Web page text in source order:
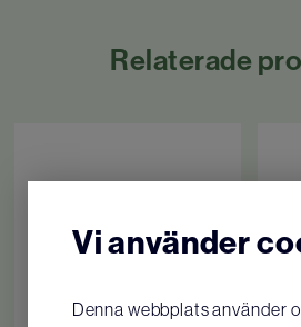
Vi använder
Denna webbplats använder
Relaterade